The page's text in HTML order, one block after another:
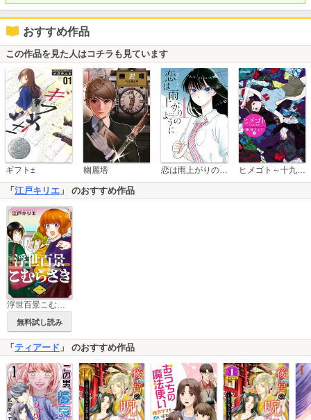
おすすめ作品
この作品を見た人はコチラも見ています
ギフト± 幽麗塔 恋は雨上がりのように ヒメゴト～十九歳の制服～
「 江戸キリエ 」 のおすすめ作品
無料試し読み
「 ティアード 」 のおすすめ作品